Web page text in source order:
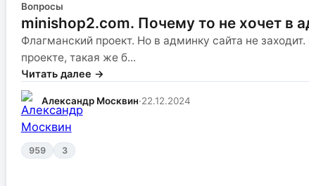
Вопросы
minishop2.com. Почему то не хочет в
Флагманский проект. Но в админку сайта не
проекте, такая же б...
Читать далее →
Александр Москвин·22.12.2024
959 3